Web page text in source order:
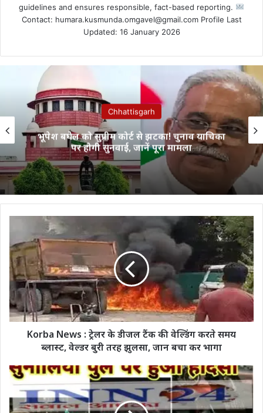
guidelines and ensures responsible, fact-based reporting.
Contact: humara.kusmunda.omgavel@gmail.com Profile Last
Updated: 16 January 2026
Chhattisgarh
Mahtari Vandan 30th Installment: महतारी
वंदन योजना की 30वीं किस्त जारी, प्रदेश की महिलाओं
के खातों में पहुंची राशि
:
ट्रेलर
के
डीजल
की
वेल्डिंग
वेल्डर
बुरी
तरह
झुलसा,
Korba News : ट्रेलर के डीजल टैंक की वेल्डिंग करते समय
ब्लास्ट, वेल्डर बुरी तरह झुलसा, जान बचा कर भागा
ब्रेकिंग
सुनालिया
पुल